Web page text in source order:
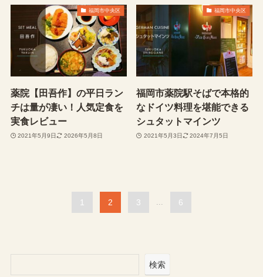
福岡市中央区
薬院【田吾作】の平日ラン
チは量が凄い！人気定食を
実食レビュー
2021年5月9日 2026年5月8日
福岡市中央区
福岡市薬院駅そばで本格的
なドイツ料理を堪能できる
シュタットマインツ
2021年5月3日 2024年7月5日
1 2 3 6
検索